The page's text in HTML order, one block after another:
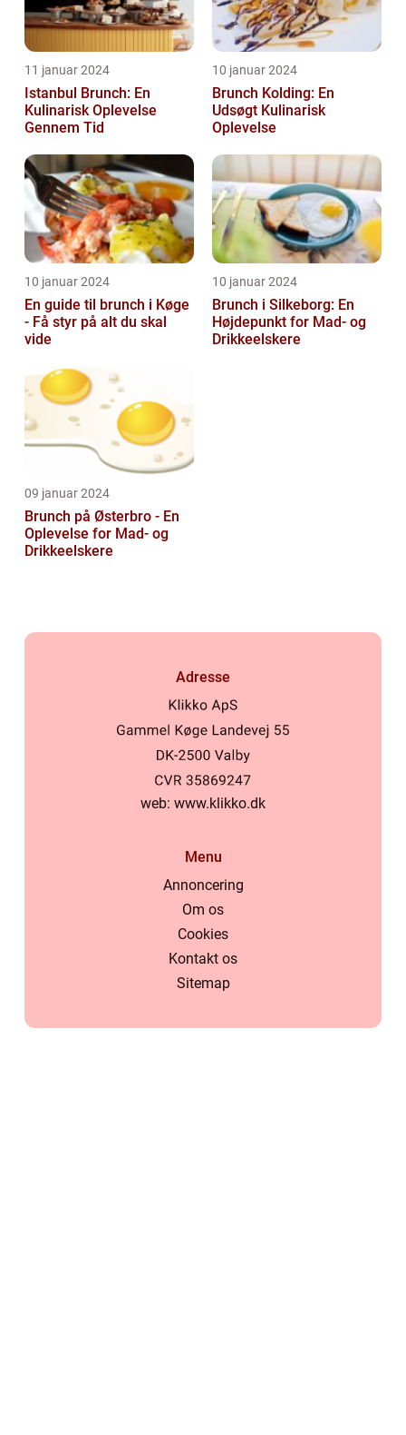
11 januar 2024
Istanbul Brunch: En
Kulinarisk Oplevelse
Gennem Tid
10 januar 2024
Brunch Kolding: En
Udsøgt Kulinarisk
Oplevelse
10 januar 2024
En guide til brunch i Køge
- Få styr på alt du skal
vide
10 januar 2024
Brunch i Silkeborg: En
Højdepunkt for Mad- og
Drikkeelskere
09 januar 2024
Brunch på Østerbro - En
Oplevelse for Mad- og
Drikkeelskere
Adresse
web: www.klikko.dk
Menu
Annoncering
Om os
Cookies
Kontakt os
Sitemap